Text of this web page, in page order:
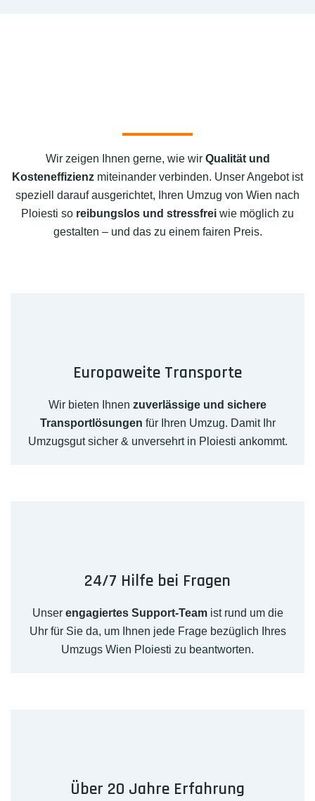
Wir zeigen Ihnen gerne, wie wir Qualität und
Kosteneffizienz miteinander verbinden. Unser Angebot ist
speziell darauf ausgerichtet, Ihren Umzug von Wien nach
Ploiesti so reibungslos und stressfrei wie möglich zu
gestalten – und das zu einem fairen Preis.
Europaweite Transporte
Wir bieten Ihnen zuverlässige und sichere
Transportlösungen für Ihren Umzug. Damit Ihr
Umzugsgut sicher & unversehrt in Ploiesti ankommt.
24/7 Hilfe bei Fragen
Unser engagiertes Support-Teamist rund um die
Uhr für Sie da, um Ihnen jede Frage bezüglich Ihres
Umzugs Wien Ploiesti zu beantworten.
Über 20 Jahre Erfahrung